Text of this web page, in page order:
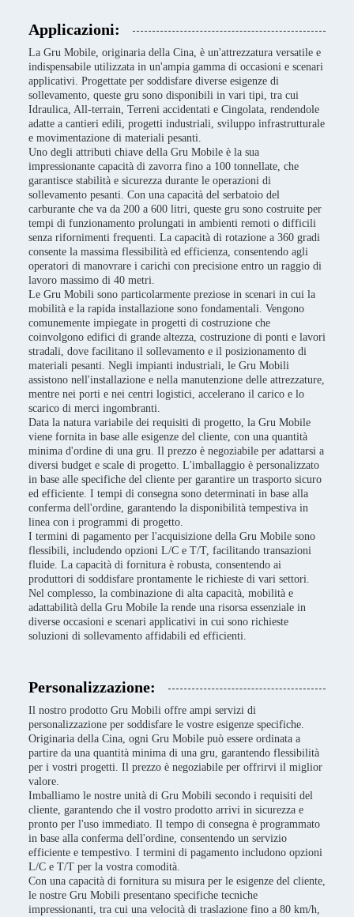
Applicazioni:
La Gru Mobile, originaria della Cina, è un'attrezzatura versatile e
indispensabile utilizzata in un'ampia gamma di occasioni e scenari
applicativi. Progettate per soddisfare diverse esigenze di
sollevamento, queste gru sono disponibili in vari tipi, tra cui
Idraulica, All-terrain, Terreni accidentati e Cingolata, rendendole
adatte a cantieri edili, progetti industriali, sviluppo infrastrutturale
e movimentazione di materiali pesanti.
Uno degli attributi chiave della Gru Mobile è la sua
impressionante capacità di zavorra fino a 100 tonnellate, che
garantisce stabilità e sicurezza durante le operazioni di
sollevamento pesanti. Con una capacità del serbatoio del
carburante che va da 200 a 600 litri, queste gru sono costruite per
tempi di funzionamento prolungati in ambienti remoti o difficili
senza rifornimenti frequenti. La capacità di rotazione a 360 gradi
consente la massima flessibilità ed efficienza, consentendo agli
operatori di manovrare i carichi con precisione entro un raggio di
lavoro massimo di 40 metri.
Le Gru Mobili sono particolarmente preziose in scenari in cui la
mobilità e la rapida installazione sono fondamentali. Vengono
comunemente impiegate in progetti di costruzione che
coinvolgono edifici di grande altezza, costruzione di ponti e lavori
stradali, dove facilitano il sollevamento e il posizionamento di
materiali pesanti. Negli impianti industriali, le Gru Mobili
assistono nell'installazione e nella manutenzione delle attrezzature,
mentre nei porti e nei centri logistici, accelerano il carico e lo
scarico di merci ingombranti.
Data la natura variabile dei requisiti di progetto, la Gru Mobile
viene fornita in base alle esigenze del cliente, con una quantità
minima d'ordine di una gru. Il prezzo è negoziabile per adattarsi a
diversi budget e scale di progetto. L'imballaggio è personalizzato
in base alle specifiche del cliente per garantire un trasporto sicuro
ed efficiente. I tempi di consegna sono determinati in base alla
conferma dell'ordine, garantendo la disponibilità tempestiva in
linea con i programmi di progetto.
I termini di pagamento per l'acquisizione della Gru Mobile sono
flessibili, includendo opzioni L/C e T/T, facilitando transazioni
fluide. La capacità di fornitura è robusta, consentendo ai
produttori di soddisfare prontamente le richieste di vari settori.
Nel complesso, la combinazione di alta capacità, mobilità e
adattabilità della Gru Mobile la rende una risorsa essenziale in
diverse occasioni e scenari applicativi in cui sono richieste
soluzioni di sollevamento affidabili ed efficienti.
Personalizzazione:
Il nostro prodotto Gru Mobili offre ampi servizi di
personalizzazione per soddisfare le vostre esigenze specifiche.
Originaria della Cina, ogni Gru Mobile può essere ordinata a
partire da una quantità minima di una gru, garantendo flessibilità
per i vostri progetti. Il prezzo è negoziabile per offrirvi il miglior
valore.
Imballiamo le nostre unità di Gru Mobili secondo i requisiti del
cliente, garantendo che il vostro prodotto arrivi in sicurezza e
pronto per l'uso immediato. Il tempo di consegna è programmato
in base alla conferma dell'ordine, consentendo un servizio
efficiente e tempestivo. I termini di pagamento includono opzioni
L/C e T/T per la vostra comodità.
Con una capacità di fornitura su misura per le esigenze del cliente,
le nostre Gru Mobili presentano specifiche tecniche
impressionanti, tra cui una velocità di traslazione fino a 80 km/h,